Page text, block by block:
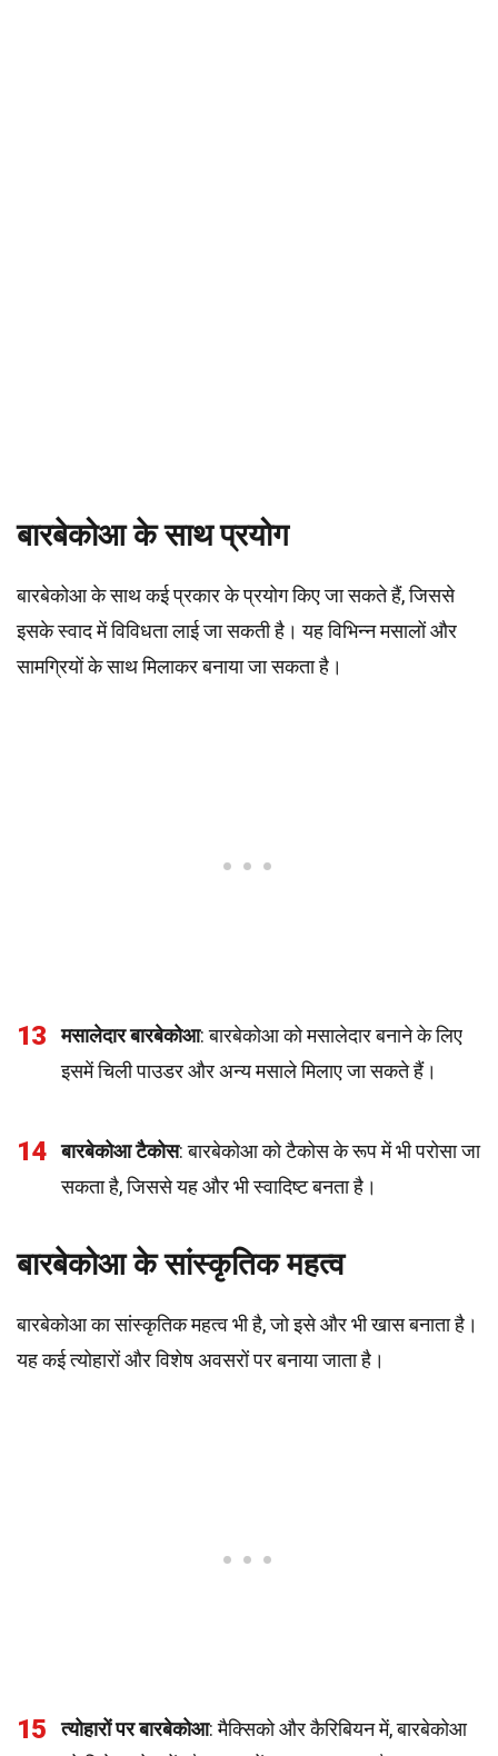
बारबेकोआ के साथ प्रयोग
बारबेकोआ के साथ कई प्रकार के प्रयोग किए जा सकते हैं, जिससे
इसके स्वाद में विविधता लाई जा सकती है। यह विभिन्न मसालों और
सामग्रियों के साथ मिलाकर बनाया जा सकता है।
13 मसालेदार बारबेकोआ: बारबेकोआ को मसालेदार बनाने के लिए
इसमें चिली पाउडर और अन्य मसाले मिलाए जा सकते हैं।
14 बारबेकोआ टैकोस: बारबेकोआ को टैकोस के रूप में भी परोसा जा
सकता है, जिससे यह और भी स्वादिष्ट बनता है।
बारबेकोआ के सांस्कृतिक महत्व
बारबेकोआ का सांस्कृतिक महत्व भी है, जो इसे और भी खास बनाता है।
यह कई त्योहारों और विशेष अवसरों पर बनाया जाता है।
15 त्योहारों पर बारबेकोआ: मैक्सिको और कैरिबियन में, बारबेकोआ